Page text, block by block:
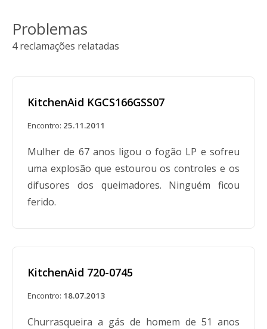
Problemas
4 reclamações relatadas
KitchenAid KGCS166GSS07
Encontro: 25.11.2011
Mulher de 67 anos ligou o fogão LP e sofreu
uma explosão que estourou os controles e os
difusores dos queimadores. Ninguém ficou
ferido.
KitchenAid 720-0745
Encontro: 18.07.2013
Churrasqueira a gás de homem de 51 anos